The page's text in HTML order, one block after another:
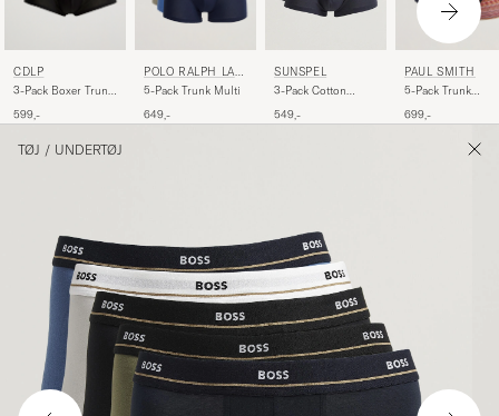
CDLP
3-Pack Boxer Trunk
599,-
POLO RALPH LAU
REN
5-Pack Trunk Multi
649,-
SUNSPEL
3-Pack Cotton
549,-
PAUL SMITH
5-Pack Trunk
699,-
TØJ / UNDERTØJ